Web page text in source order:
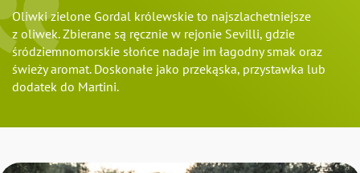
Oliwki zielone Gordal królewskie to najszlachetniejsze
z oliwek. Zbierane są ręcznie w rejonie Sevilli, gdzie
śródziemnomorskie słońce nadaje im łagodny smak oraz
świeży aromat. Doskonałe jako przekąska, przystawka lub
dodatek do Martini.